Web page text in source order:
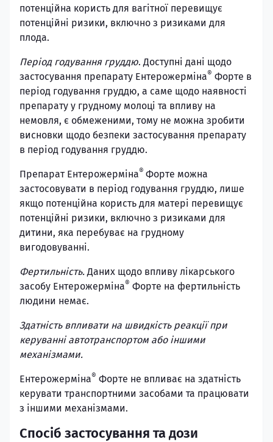
потенційна користь для вагітної перевищує
потенційні ризики, включно з ризиками для
плода.
Період годування груддю. Доступні дані щодо
застосування препарату Ентерожерміна® Форте в
період годування груддю, а саме щодо наявності
препарату у грудному молоці та впливу на
немовля, є обмеженими, тому не можна зробити
висновки щодо безпеки застосування препарату
в період годування груддю.
Препарат Ентерожерміна® Форте можна
застосовувати в період годування груддю, лише
якщо потенційна користь для матері перевищує
потенційні ризики, включно з ризиками для
дитини, яка перебуває на грудному
вигодовуванні.
Фертильність. Даних щодо впливу лікарського
засобу Ентерожерміна® Форте на фертильність
людини немає.
Здатність впливати на швидкість реакції при
керуванні автотранспортом або іншими
механізмами.
Ентерожерміна® Форте не впливає на здатність
керувати транспортними засобами та працювати
з іншими механізмами.
Спосіб застосування та дози